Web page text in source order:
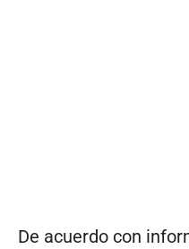
De acuerdo con